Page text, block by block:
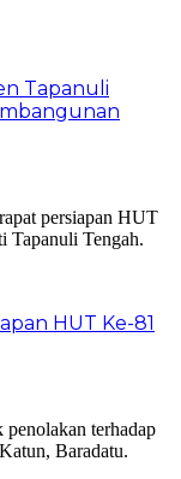
Tapanuli
HUT Ke-81